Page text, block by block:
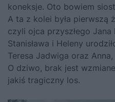
koneksje. Oto bowiem
A ta z kolei była pierwszą
czyli ojca przyszłego
Stanisława i Heleny
Teresa Jadwiga oraz
O dziwo, brak jest
jakiś tragiczny los.